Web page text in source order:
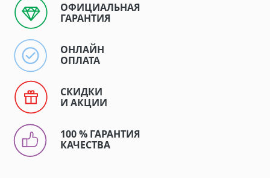
ОФИЦИАЛЬНАЯ
ГАРАНТИЯ
ОНЛАЙН
ОПЛАТА
СКИДКИ
И АКЦИИ
100 % ГАРАНТИЯ
КАЧЕСТВА